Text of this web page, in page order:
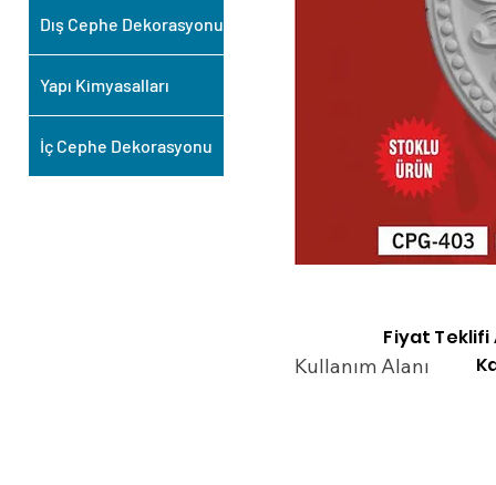
Kullanım Alanı
Fiyat Teklifi
Dış Cephe Dekorasyonu
Yapı Kimyasalları
İç Cephe Dekorasyonu